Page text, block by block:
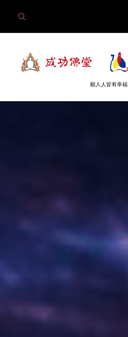
願人人皆有幸福